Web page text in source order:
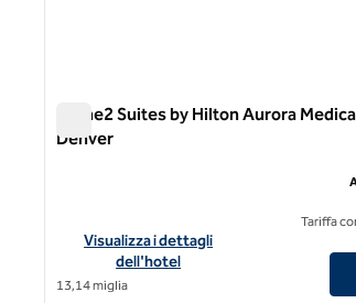
Home2 Suites by Hilton Aurora
Denver
Visualizza i dettagli dell'hotel Home2
Visualizza i dettagli
dell'hotel
13,14 miglia
Tariffa